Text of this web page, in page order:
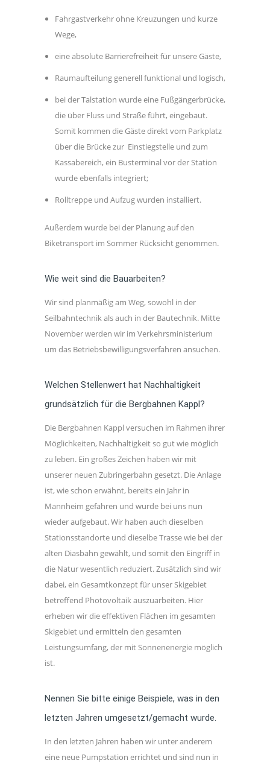
Fahrgastverkehr ohne Kreuzungen und kurze
Wege,
eine absolute Barrierefreiheit für unsere Gäste,
Raumaufteilung generell funktional und logisch,
bei der Talstation wurde eine Fußgängerbrücke,
die über Fluss und Straße führt, eingebaut.
Somit kommen die Gäste direkt vom Parkplatz
über die Brücke zur Einstiegstelle und zum
Kassabereich, ein Busterminal vor der Station
wurde ebenfalls integriert;
Rolltreppe und Aufzug wurden installiert.
Außerdem wurde bei der Planung auf den
Biketransport im Sommer Rücksicht genommen.
Wie weit sind die Bauarbeiten?
Wir sind planmäßig am Weg, sowohl in der
Seilbahntechnik als auch in der Bautechnik. Mitte
November werden wir im Verkehrsministerium
um das Betriebsbewilligungsverfahren ansuchen.
Welchen Stellenwert hat Nachhaltigkeit
grundsätzlich für die Bergbahnen Kappl?
Die Bergbahnen Kappl versuchen im Rahmen ihrer
Möglichkeiten, Nachhaltigkeit so gut wie möglich
zu leben. Ein großes Zeichen haben wir mit
unserer neuen Zubringerbahn gesetzt. Die Anlage
ist, wie schon erwähnt, bereits ein Jahr in
Mannheim gefahren und wurde bei uns nun
wieder aufgebaut. Wir haben auch dieselben
Stationsstandorte und dieselbe Trasse wie bei der
alten Diasbahn gewählt, und somit den Eingriff in
die Natur wesentlich reduziert. Zusätzlich sind wir
dabei, ein Gesamtkonzept für unser Skigebiet
betreffend Photovoltaik auszuarbeiten. Hier
erheben wir die effektiven Flächen im gesamten
Skigebiet und ermitteln den gesamten
Leistungsumfang, der mit Sonnenenergie möglich
ist.
Nennen Sie bitte einige Beispiele, was in den
letzten Jahren umgesetzt/gemacht wurde.
In den letzten Jahren haben wir unter anderem
eine neue Pumpstation errichtet und sind nun in